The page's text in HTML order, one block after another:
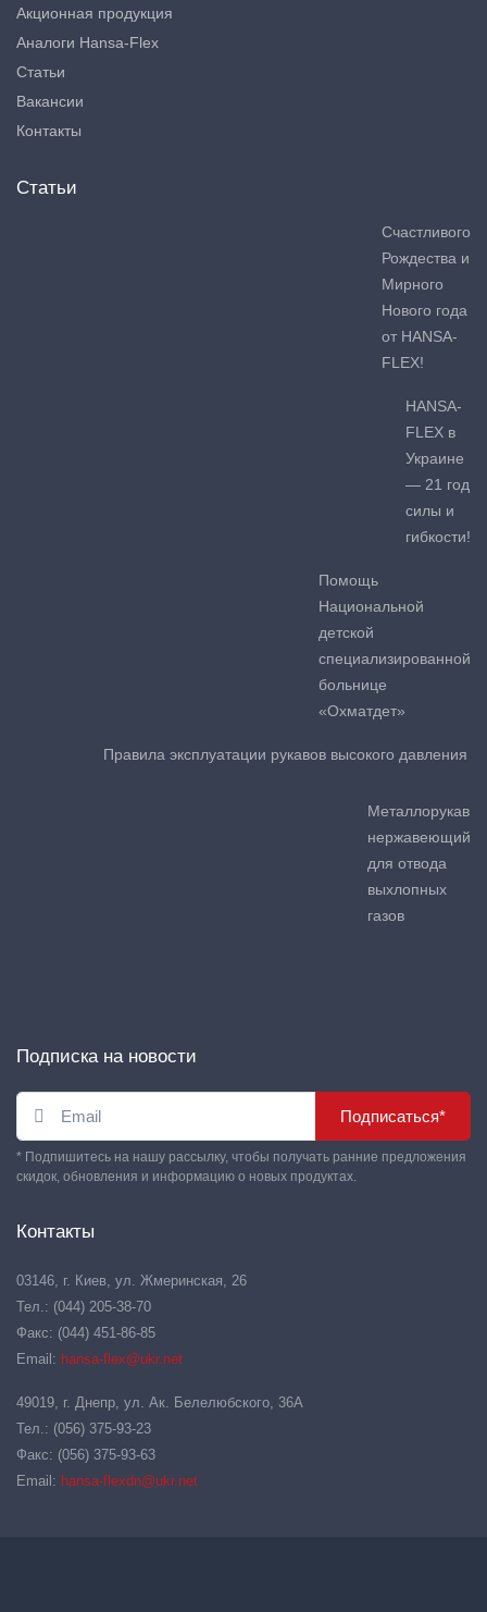
Акционная продукция
Аналоги Hansa-Flex
Статьи
Вакансии
Контакты
Статьи
Счастливого
Рождества и
Мирного
Нового года
от HANSA-
FLEX!
HANSA-
FLEX в
Украине
— 21 год
силы и
гибкости!
Помощь
Национальной
детской
специализированной
больнице
«Охматдет»
Правила эксплуатации рукавов высокого давления
Металлорукав
нержавеющий
для отвода
выхлопных
газов
Подписка на новости
Подписаться*
* Подпишитесь на нашу рассылку, чтобы получать ранние предложения
скидок, обновления и информацию о новых продуктах.
Контакты
03146, г. Киев, ул. Жмеринская, 26
Тел.: (044) 205-38-70
Факс: (044) 451-86-85
Email: hansa-flex@ukr.net
49019, г. Днепр, ул. Ак. Белелюбского, 36А
Тел.: (056) 375-93-23
Факс: (056) 375-93-63
Email: hansa-flexdn@ukr.net